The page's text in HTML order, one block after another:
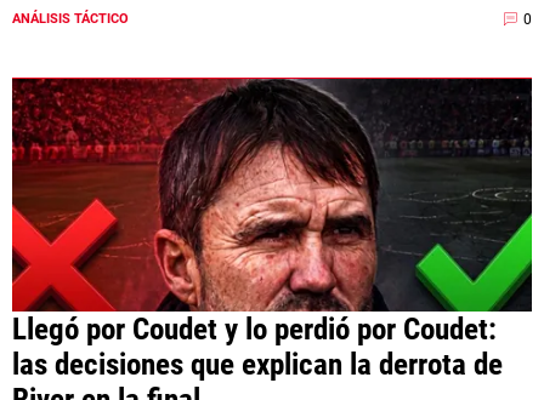
ANÁLISIS TÁCTICO 0
Llegó por Coudet y lo perdió por Coudet:
las decisiones que explican la derrota de